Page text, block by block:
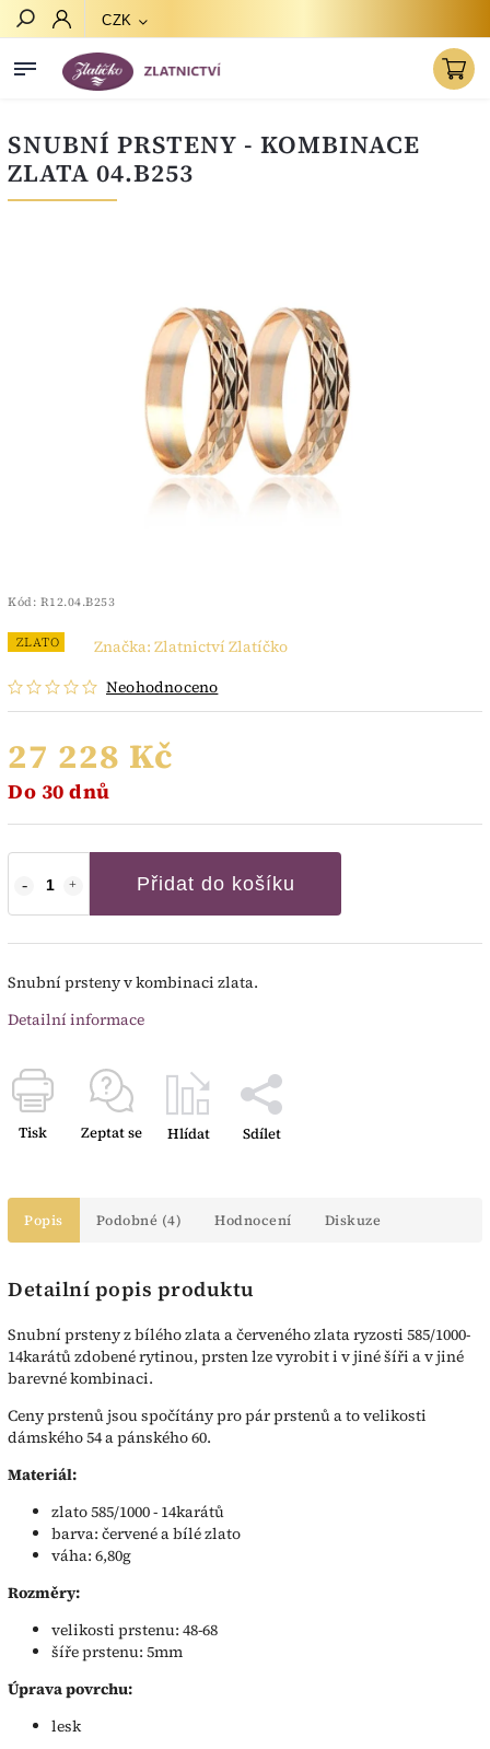
CZK
SNUBNÍ PRSTENY - KOMBINACE
ZLATA 04.B253
Kód: R12.04.B253
ZLATO
Neohodnoceno
Značka: Zlatnictví Zlatíčko
27 228 Kč
Do 30 dnů
Přidat do košíku
Snubní prsteny v kombinaci zlata.
Detailní informace
Tisk Zeptat se Hlídat Sdílet
Popis Podobné (4) Hodnocení Diskuze
Detailní popis produktu
Snubní prsteny z bílého zlata a červeného zlata ryzosti 585/1000-
14karátů zdobené rytinou, prsten lze vyrobit i v jiné šíři a v jiné
barevné kombinaci.
Ceny prstenů jsou spočítány pro pár prstenů a to velikosti
dámského 54 a pánského 60.
Materiál:
zlato 585/1000 - 14karátů
barva: červené a bílé zlato
váha: 6,80g
Rozměry:
velikosti prstenu: 48-68
šíře prstenu: 5mm
Úprava povrchu:
lesk